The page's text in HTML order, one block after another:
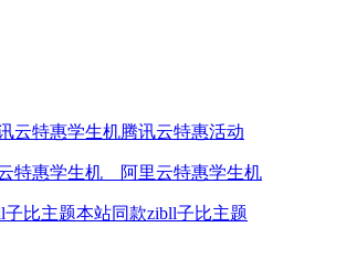
腾讯云特惠活动
阿里云特惠学生机
本站同款zibll子比主题